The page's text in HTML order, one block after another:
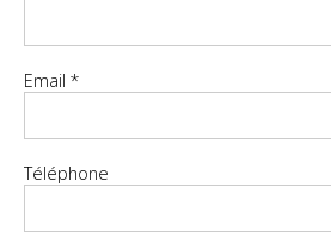
Email *
Téléphone